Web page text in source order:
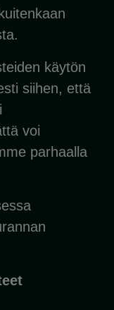
käytön
siihen, että
voi
parhaalla